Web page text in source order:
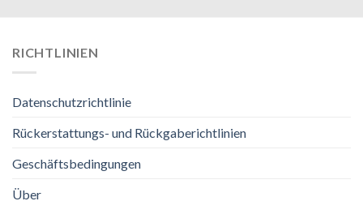
RICHTLINIEN
Datenschutzrichtlinie
Rückerstattungs- und Rückgaberichtlinien
Geschäftsbedingungen
Über